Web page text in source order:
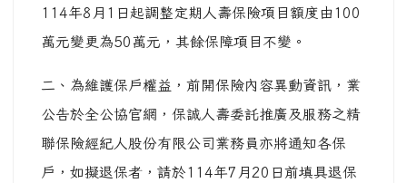
114年8月1日起調整定期人壽保險項目額度由100
萬元變更為50萬元，其餘保障項目不變。
二、為維護保戶權益，前開保險內容異動資訊，業
公告於全公協官網，保誠人壽委託推廣及服務之精
聯保險經紀人股份有限公司業務員亦將通知各保
戶，如擬退保者，請於114年7月20日前填具退保